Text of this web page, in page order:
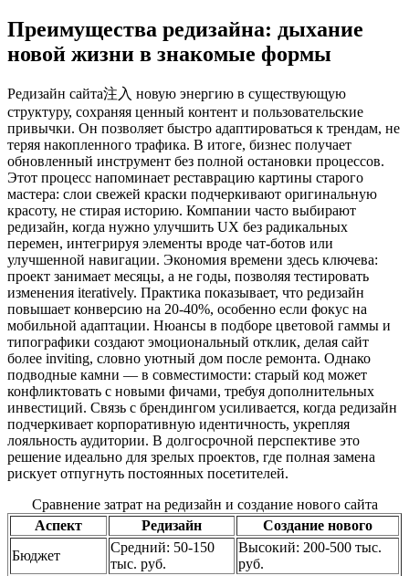
Преимущества редизайна: дыхание
новой жизни в знакомые формы
Редизайн сайта注入 новую энергию в существующую
структуру, сохраняя ценный контент и пользовательские
привычки. Он позволяет быстро адаптироваться к трендам, не
теряя накопленного трафика. В итоге, бизнес получает
обновленный инструмент без полной остановки процессов.
Этот процесс напоминает реставрацию картины старого
мастера: слои свежей краски подчеркивают оригинальную
красоту, не стирая историю. Компании часто выбирают
редизайн, когда нужно улучшить UX без радикальных
перемен, интегрируя элементы вроде чат-ботов или
улучшенной навигации. Экономия времени здесь ключева:
проект занимает месяцы, а не годы, позволяя тестировать
изменения iteratively. Практика показывает, что редизайн
повышает конверсию на 20-40%, особенно если фокус на
мобильной адаптации. Нюансы в подборе цветовой гаммы и
типографики создают эмоциональный отклик, делая сайт
более inviting, словно уютный дом после ремонта. Однако
подводные камни — в совместимости: старый код может
конфликтовать с новыми фичами, требуя дополнительных
инвестиций. Связь с брендингом усиливается, когда редизайн
подчеркивает корпоративную идентичность, укрепляя
лояльность аудитории. В долгосрочной перспективе это
решение идеально для зрелых проектов, где полная замена
рискует отпугнуть постоянных посетителей.
Сравнение затрат на редизайн и создание нового сайта
Аспект
Редизайн
Создание нового
Бюджет
Средний: 50-150
тыс. руб.
Высокий: 200-500 тыс.
руб.